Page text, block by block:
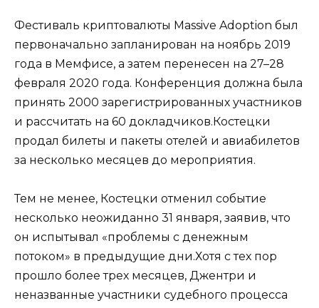
Фестиваль криптовалюты Massive Adoption был
первоначально запланирован на ноябрь 2019
года в Мемфисе, а затем перенесен на 27–28
февраля 2020 года. Конференция должна была
принять 2000 зарегистрированных участников
и рассчитать на 60 докладчиков.Костецки
продал билеты и пакеты отелей и авиабилетов
за несколько месяцев до мероприятия.
Тем не менее, Костецки отменил событие
несколько неожиданно 31 января, заявив, что
он испытывал «проблемы с денежным
потоком» в предыдущие дни.Хотя с тех пор
прошло более трех месяцев, Джентри и
неназванные участники судебного процесса